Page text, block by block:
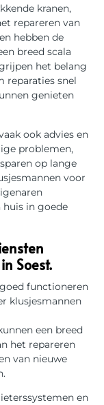
kranen,
repareren van
hebben de
breed scala
het belang
reparaties snel
genieten
ook advies en
problemen,
op lange
voor
huis in goede
Soest.
functioneren
klusjesmannen
een breed
het repareren
van nieuwe
en